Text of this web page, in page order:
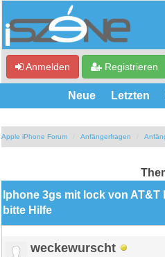
Anmelden Registrieren
Neue Letzten
Apple iPhone Forum Anfängerfragen
Iphone 3gs mit lock von AT&T
bitte Hilfe
weckewurscht